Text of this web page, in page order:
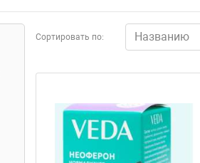
Сортировать по: Названию